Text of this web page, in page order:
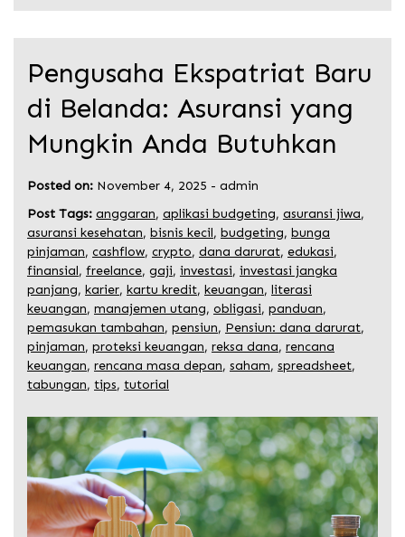
Pengusaha Ekspatriat Baru
di Belanda: Asuransi yang
Mungkin Anda Butuhkan
Posted on: November 4, 2025 - admin
Post Tags: anggaran, aplikasi budgeting, asuransi jiwa,
asuransi kesehatan, bisnis kecil, budgeting, bunga
pinjaman, cashflow, crypto, dana darurat, edukasi,
finansial, freelance, gaji, investasi, investasi jangka
panjang, karier, kartu kredit, keuangan, literasi
keuangan, manajemen utang, obligasi, panduan,
pemasukan tambahan, pensiun, Pensiun: dana darurat,
pinjaman, proteksi keuangan, reksa dana, rencana
keuangan, rencana masa depan, saham, spreadsheet,
tabungan, tips, tutorial